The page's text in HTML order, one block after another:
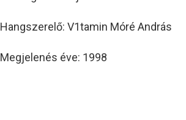
Hangszerelő: V1tamin Móré András
Megjelenés éve: 1998